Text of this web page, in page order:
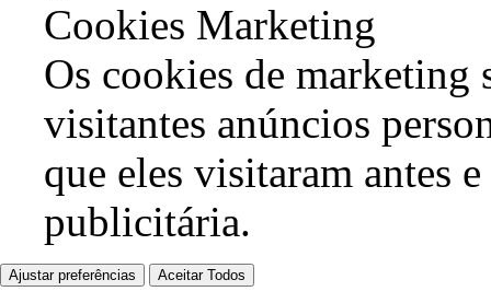
Cookies Marketing
Os cookies de marketing
visitantes anúncios
que eles visitaram antes
publicitária.
Ajustar preferências Aceitar Todos